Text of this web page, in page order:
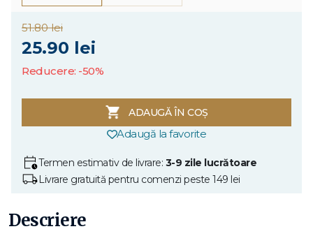
51.80 lei
25.90 lei
Reducere: -50%
ADAUGĂ ÎN COȘ
Adaugă la favorite
Termen estimativ de livrare: 3-9 zile lucrătoare
Livrare gratuită pentru comenzi peste 149 lei
Descriere